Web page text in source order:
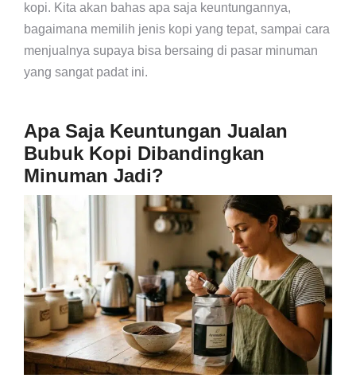
kopi. Kita akan bahas apa saja keuntungannya,
bagaimana memilih jenis kopi yang tepat, sampai cara
menjualnya supaya bisa bersaing di pasar minuman
yang sangat padat ini.
Apa Saja Keuntungan Jualan
Bubuk Kopi Dibandingkan
Minuman Jadi?